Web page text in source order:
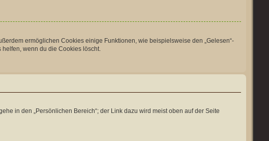
ermöglichen Cookies einige Funktionen, wie beispielsweise den „Gelesen“-
wenn du die Cookies löscht.
in den „Persönlichen Bereich“; der Link dazu wird meist oben auf der Seite